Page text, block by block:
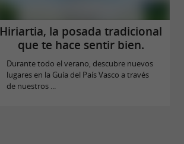
Hiriartia, la posada tradicional
que te hace sentir bien.
Durante todo el verano, descubre nuevos
lugares en la Guía del País Vasco a través
de nuestros ...